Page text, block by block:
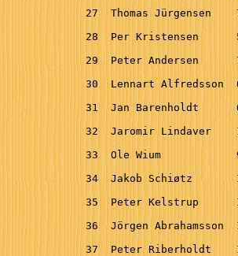
27  Thomas
28  Per Kristensen
29  Peter Andersen
30  Lennart
31  Jan Barenholdt
32  Jaromir Lindaver
33  Ole Wium
34  Jakob Schiøtz
35  Peter Kelstrup
36  Jörgen
37  Peter Riberholdt